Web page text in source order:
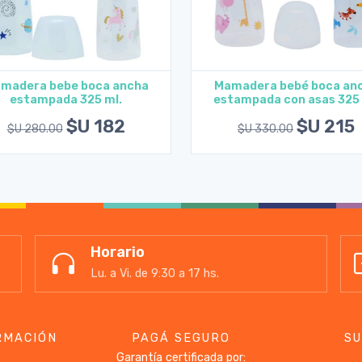
Agregar al carrito
bebe boca ancha
estampada 325 ml.
$U 280.00 $U 182
Agregar al carrito
Mamadera bebé boca
estampada con asas 325
$U 330.00 $U 215
Horario
Lu. a Vi. de 9:30 a 17 hs.
PAGÁ SEGURO
Garantía certificada por: